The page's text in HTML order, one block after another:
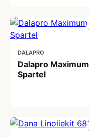
DALAPRO
Dalapro Maximum
Spartel